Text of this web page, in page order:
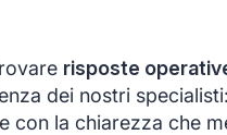
risposte
dei nostri
con la chiarezza che